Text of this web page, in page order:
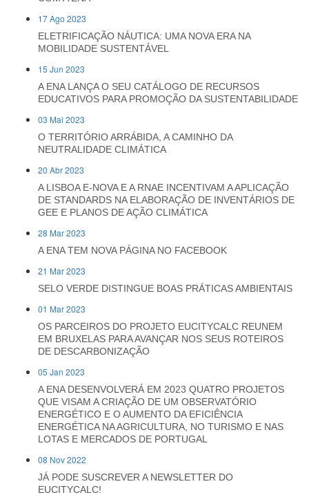
17 Ago 2023
ELETRIFICAÇÃO NÁUTICA: UMA NOVA ERA NA
MOBILIDADE SUSTENTÁVEL
15 Jun 2023
A ENA LANÇA O SEU CATÁLOGO DE RECURSOS
EDUCATIVOS PARA PROMOÇÃO DA SUSTENTABILIDADE
03 Mai 2023
O TERRITÓRIO ARRÁBIDA, A CAMINHO DA
NEUTRALIDADE CLIMÁTICA
20 Abr 2023
A LISBOA E-NOVA E A RNAE INCENTIVAM A APLICAÇÃO
DE STANDARDS NA ELABORAÇÃO DE INVENTÁRIOS DE
GEE E PLANOS DE AÇÃO CLIMÁTICA
28 Mar 2023
A ENA TEM NOVA PÁGINA NO FACEBOOK
21 Mar 2023
SELO VERDE DISTINGUE BOAS PRÁTICAS AMBIENTAIS
01 Mar 2023
OS PARCEIROS DO PROJETO EUCITYCALC REUNEM
EM BRUXELAS PARA AVANÇAR NOS SEUS ROTEIROS
DE DESCARBONIZAÇÃO
05 Jan 2023
A ENA DESENVOLVERÁ EM 2023 QUATRO PROJETOS
QUE VISAM A CRIAÇÃO DE UM OBSERVATÓRIO
ENERGÉTICO E O AUMENTO DA EFICIÊNCIA
ENERGÉTICA NA AGRICULTURA, NO TURISMO E NAS
LOTAS E MERCADOS DE PORTUGAL
08 Nov 2022
JÁ PODE SUSCREVER A NEWSLETTER DO
EUCITYCALC!